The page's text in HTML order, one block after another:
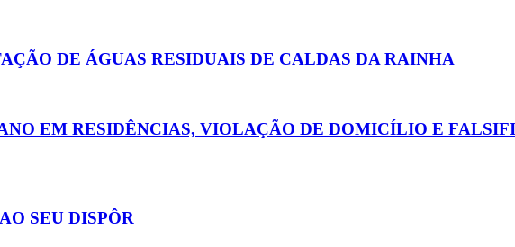
DE ÁGUAS RESIDUAIS DE CALDAS DA RAINHA
EM RESIDÊNCIAS, VIOLAÇÃO DE DOMICÍLIO E
SEU DISPÔR